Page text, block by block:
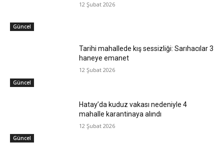
Güncel
12 Şubat 2026
Güncel
Tarihi mahallede kış sessizliği: Sarıhacılar 3
haneye emanet
12 Şubat 2026
Güncel
Hatay’da kuduz vakası nedeniyle 4
mahalle karantinaya alındı
12 Şubat 2026